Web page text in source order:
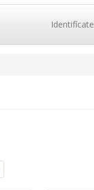
Identifícate